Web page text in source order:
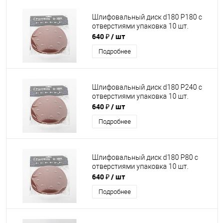
Шлифовальный диск d180 P180 с
отверстиями упаковка 10 шт.
640 ₽/ шт
Подробнее
Шлифовальный диск d180 P240 с
отверстиями упаковка 10 шт.
640 ₽/ шт
Подробнее
Шлифовальный диск d180 P80 с
отверстиями упаковка 10 шт.
640 ₽/ шт
Подробнее